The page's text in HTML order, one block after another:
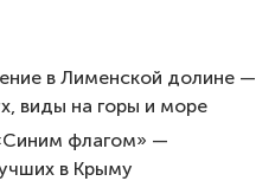
в Лименской долине —
виды на горы и море
флагом» —
в Крыму